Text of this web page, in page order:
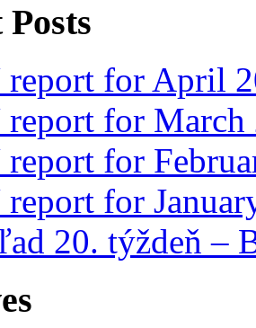
report for April
report for March
report for
report for
20. týždeň –